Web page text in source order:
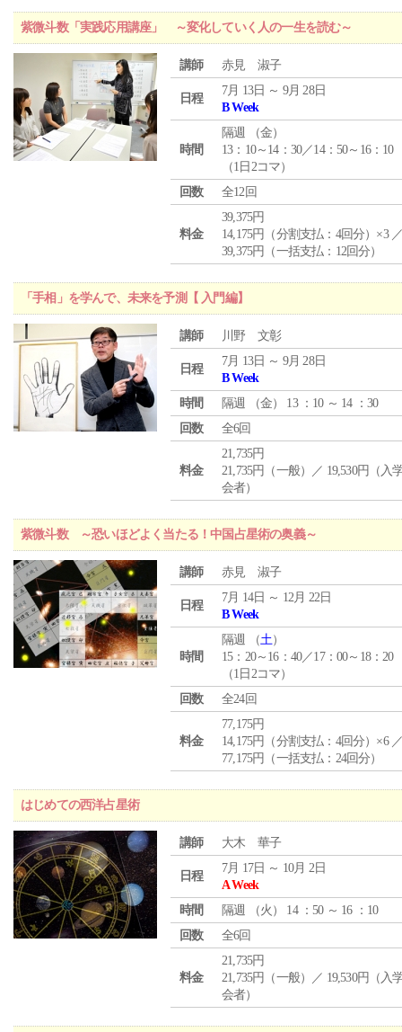
紫微斗数「実践応用講座」 ～変化していく人の一生を読む～
講師 赤見 淑子
日程
7月 13日 ～ 9月 28日
B Week
時間
隔週 （金）
13：10～14：30／14：50～16：10
（1日2コマ）
回数
全12回
料金
39,375円
14,175円（分割支払：4回分）×3
39,375円（一括支払：12回分）
「手相」を学んで、未来を予測【 入門編】
講師 川野 文彰
日程
7月 13日 ～ 9月 28日
B Week
時間
隔週 （金） 13 ：10 ～ 14 ：30
回数
全6回
料金
21,735円
21,735円（一般）／ 19,530円（入
会者）
紫微斗数 ～恐いほどよく当たる！中国占星術の奥義～
講師 赤見 淑子
日程
7月 14日 ～ 12月 22日
B Week
時間
隔週 （土）
15：20～16：40／17：00～18：20
（1日2コマ）
回数
全24回
料金
77,175円
14,175円（分割支払：4回分）×6
77,175円（一括支払：24回分）
はじめての西洋占星術
講師 大木 華子
日程
7月 17日 ～ 10月 2日
A Week
時間
隔週 （火 ） 14 ：50 ～ 16 ：10
回数
全6回
料金
21,735円
21,735円（一般）／ 19,530円（入
会者）